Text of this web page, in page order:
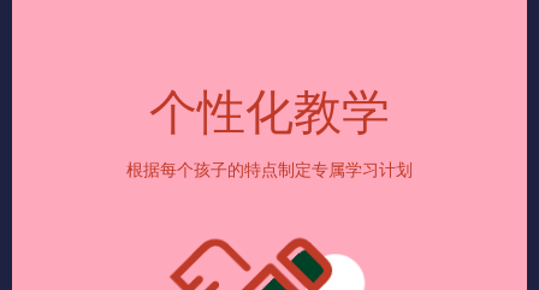
个性化教学
根据每个孩子的特点制定专属学习计划